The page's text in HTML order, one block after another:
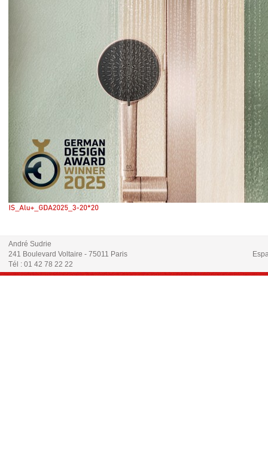
André Sudrie
241 Boulevard Voltaire - 75011 Paris
Tél : 01 42 78 22 22